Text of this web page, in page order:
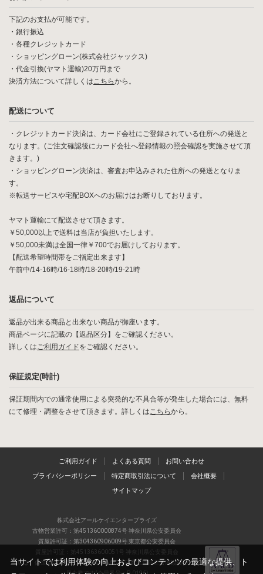
下記のお支払が可能です。
・銀行振込
・各種クレジットカード
・ショッピングローン(株式会社ジャックス)
・代金引換(ヤマト運輸)20万円まで
決済方法について詳しくはこちらから。
配送について
・クレジットカード決済は、カード会社にご登録されている住所への発送と
なります。(ご注文確認後にカード会社へ登録情報の照会確認を実施させて頂
きます。)
・ショッピングローン決済は、審査お申込みされた住所への発送となりま
す。
※転送サービスや宅配BOXへのお届けはお断りしております。
ヤマト運輸にて配送させて頂きます。
￥50,000以上で送料は当店が負担いたします。
￥50,000未満は全国一律￥700でお届けしております。
【配送希望時間帯をご指定出来ます】
午前中/14-16時/16-18時/18-20時/19-21時
返品について
返品が出来る商品と出来ない商品が御座います。
商品ページに記載の【返品区分】をご確認ください。
詳しくはご利用ガイドをご確認ください。
保証規定(時計)
保証期間内での通常使用による突発的な不具合等が発生した場合には、無料
にて修理・調整をさせて頂きます。詳しくはこちらから。
ご利用ガイド よくある質問 お問い合わせ
プライバシーポリシー 特定商取引法について 会社概要
サイトマップ
株式会社アールケイエンタープライズ
古物営業許可：第451360000874号 神奈川県公安委員会
質屋許可証：第304360906009号 東京都公安委員会
質屋許可証：第451363600051号 神奈川県公安委員会
当店は、偽造品の流通防止を目指すAACD(日本流通自主管理協会)の正会
当サイトでは利用体験の向上およびコンテンツの最適な提供、ト